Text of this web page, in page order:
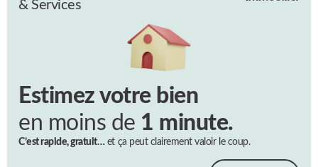
& Services
Estimez votre bien
en moins de 1 minute.
C’est rapide, gratuit…et ça peut clairement valoir le coup.